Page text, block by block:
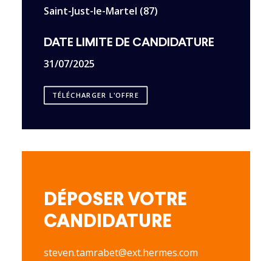
Saint-Just-le-Martel (87)
DATE LIMITE DE CANDIDATURE
31/07/2025
TÉLÉCHARGER L'OFFRE
DÉPOSER VOTRE
CANDIDATURE
steven.tamrabet@ext.hermes.com